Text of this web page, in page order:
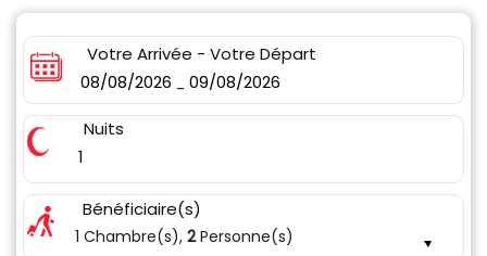
Votre Arrivée - Votre Départ
08/08/2026 - 09/08/2026
Nuits
1
Bénéficiaire(s)
1 Chambre(s), 2Personne(s)